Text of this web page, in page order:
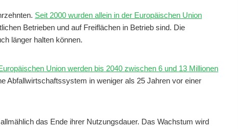
Seit 2000 wurden allein in der Europäischen Union
Betrieben und auf Freiflächen in Betrieb sind. Die
länger halten können.
Union werden bis 2040 zwischen 6 und 13 Millionen
Abfallwirtschaftssystem in weniger als 25 Jahren vor einer
das Ende ihrer Nutzungsdauer. Das Wachstum wird